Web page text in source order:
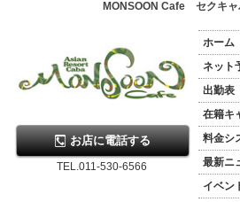
MONSOON Cafe セクキャ
お店に電話する
TEL.011-530-6566
ホーム
ネット
出勤表
在籍キ
料金シ
最新ニ
イベン